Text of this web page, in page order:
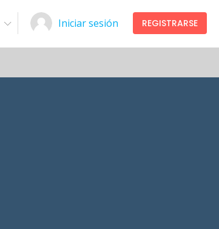
Iniciar sesión REGISTRARSE